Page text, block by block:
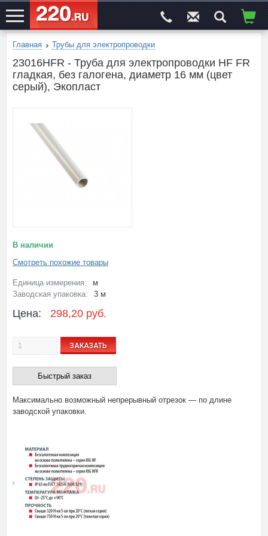
ЭЛЕКТРОСАЙТ№1
Главная Трубы для электропроводки
23016HFR - Труба для электропроводки HF FR
гладкая, без галогена, диаметр 16 мм (цвет
серый), Экопласт
В наличии
Смотреть похожие товары
Единица измерения:
м
Заводская упаковка:
3 м
Цена: 298,20 руб.
ЗАКАЗАТЬ
Быстрый заказ
Максимально возможный непрерывный отрезок — по длине
заводской упаковки.